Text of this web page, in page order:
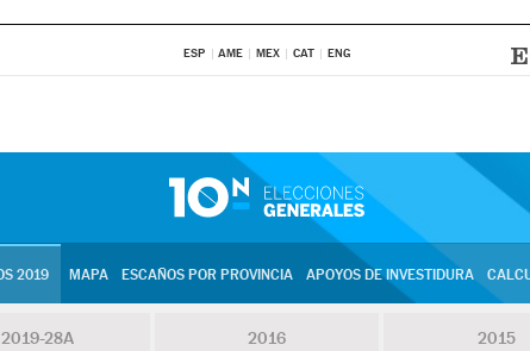
ESP AME MEX CAT ENG
2019 MAPA ESCAÑOS POR PROVINCIA APOYOS DE INVESTIDURA
2019-28A 2016 2015